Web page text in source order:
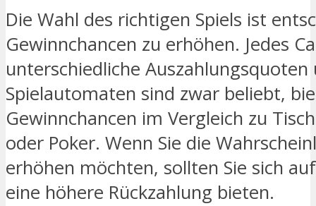
Die Wahl des richtigen Spiels ist
Gewinnchancen zu erhöhen. Jedes
unterschiedliche
Spielautomaten sind zwar beliebt,
Gewinnchancen im Vergleich zu
oder Poker. Wenn Sie die
erhöhen möchten, sollten Sie sich
eine höhere Rückzahlung bieten.